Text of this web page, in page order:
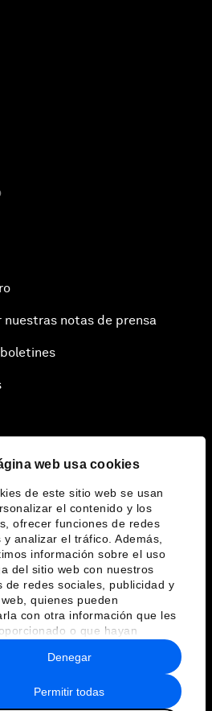
web usa cookies
de este sitio web se usan
el contenido y los
ofrecer funciones de redes
y analizar el tráfico. Además,
información sobre el uso
del sitio web con nuestros
de redes sociales, publicidad y
quienes pueden
con otra información que les
o que hayan
a partir del uso que haya
sus servicios.
Permitir todas
Denegar
notas de prensa
y normas de uso
Sitemap